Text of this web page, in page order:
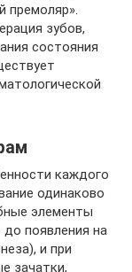
премоляр».
зубов,
состояния
каждого
одинаково
элементы
появления на
и при
зачатки,